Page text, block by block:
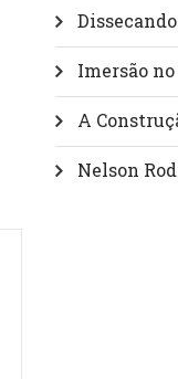
Imersão no
A
Nelson